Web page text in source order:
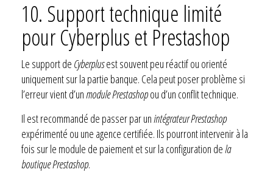
10. Support technique limité
pour Cyberplus et Prestashop
Le support de Cyberplusest souvent peu réactif ou orienté
uniquement sur la partie banque. Cela peut poser problème si
l’erreur vient d’un module Prestashopou d’un conflit technique.
Il est recommandé de passer par unintégrateur Prestashop
expérimenté ou une agence certifiée. Ils pourront intervenir à la
fois sur le module de paiement et sur la configuration de la
boutique Prestashop.